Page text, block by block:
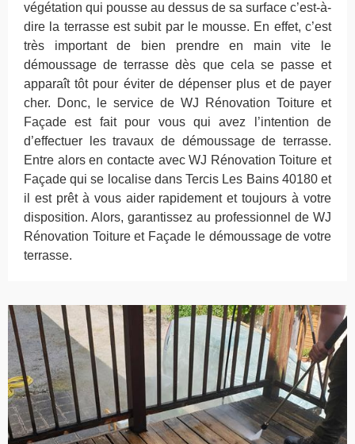
végétation qui pousse au dessus de sa surface c’est-à-
dire la terrasse est subit par le mousse. En effet, c’est
très important de bien prendre en main vite le
démoussage de terrasse dès que cela se passe et
apparaît tôt pour éviter de dépenser plus et de payer
cher. Donc, le service de WJ Rénovation Toiture et
Façade est fait pour vous qui avez l’intention de
d’effectuer les travaux de démoussage de terrasse.
Entre alors en contacte avec WJ Rénovation Toiture et
Façade qui se localise dans Tercis Les Bains 40180 et
il est prêt à vous aider rapidement et toujours à votre
disposition. Alors, garantissez au professionnel de WJ
Rénovation Toiture et Façade le démoussage de votre
terrasse.